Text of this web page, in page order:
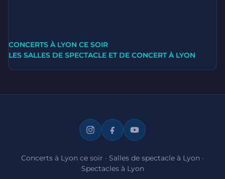
CONCERTS À LYON CE SOIR
LES SALLES DE SPECTACLE ET DE CONCERT À LYON
Concerts à Lyon ce soir · Salles de spectacle à Lyon ·
Spectacles à Lyon